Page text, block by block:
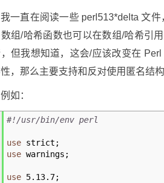
我一直在阅读一些 perl513*delta 文
组/哈希函数也可以在数组/哈希引
但我想知道，这会/应该改变在
，那么主要支持和反对使用匿名结
例如：
#!/usr/bin/env perl
use strict ;
use warnings ;
use 5. 13. 7;